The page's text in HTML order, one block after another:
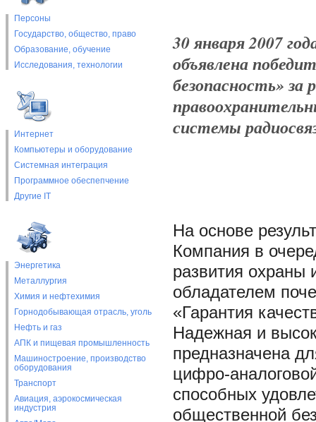
Персоны
Государство, общество, право
Образование, обучение
Исследования, технологии
Интернет
Компьютеры и оборудование
Системная интеграция
Программное обеспепчение
Другие IT
Энергетика
Металлургия
Химия и нефтехимия
Горнодобывающая отрасль, уголь
Нефть и газ
АПК и пищевая промышленность
Машиностроение, производство
оборудования
Транспорт
Авиация, аэрокосмическая
индустрия
30 января 2007
объявлена
безопасность» за
системы
На основе
Компания в
развития охраны
обладателем
«Гарантия
Надежная и
предназначена
цифро-
способных
общественной